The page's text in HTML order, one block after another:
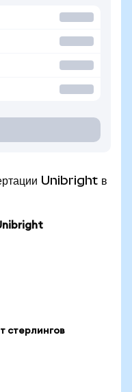
Unibright в
стерлингов